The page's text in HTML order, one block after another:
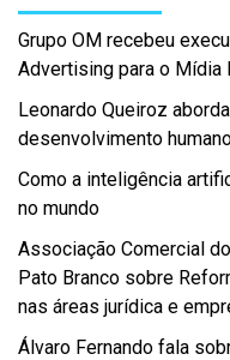
Grupo OM recebeu
Advertising para o Mídia
Leonardo Queiroz
desenvolvimento
Como a inteligência
no mundo
Associação Comercial
Pato Branco sobre
nas áreas jurídica e
Álvaro Fernando fala